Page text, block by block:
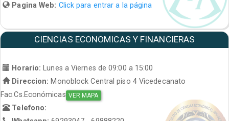
Pagina Web: Click para entrar a la página
CIENCIAS ECONOMICAS Y FINANCIERAS
Horario: Lunes a Viernes de 09:00 a 15:00
Direccion: Monoblock Central piso 4 Vicedecanato
Fac.Cs.Económicas VER MAPA
Telefono: